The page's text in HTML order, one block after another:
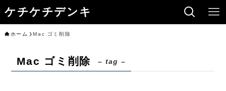
ケチケチデンキ
ホーム Mac ゴミ削除
Mac ゴミ削除 – tag –